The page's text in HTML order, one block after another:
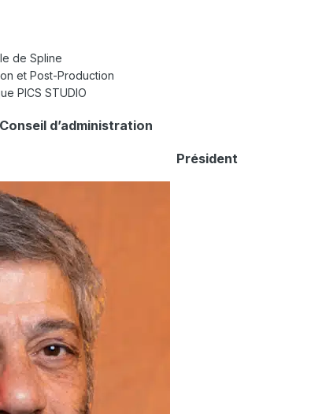
de Spline
et Post-Production
PICS STUDIO
d’administration
Président